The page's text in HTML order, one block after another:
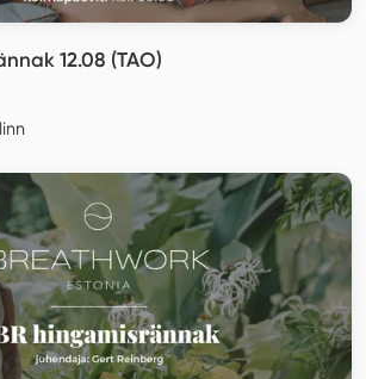
12.08 (TAO)